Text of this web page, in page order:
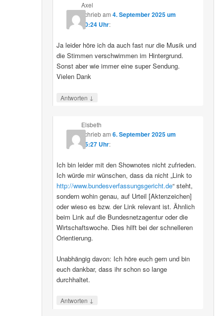
Axel
schriebam 4. September 2025 um
10:24 Uhr:
Ja leider höre ich da auch fast nur die Musik und
die Stimmen verschwimmen im Hintergrund.
Sonst aber wie immer eine super Sendung.
Vielen Dank
Antworten ↓
Elsbeth
schriebam 6. September 2025 um
15:27 Uhr:
Ich bin leider mit den Shownotes nicht zufrieden.
Ich würde mir wünschen, dass da nicht „Link to
http://www.bundesverfassungsgericht.de“ steht,
sondern wohin genau, auf Urteil [Aktenzeichen]
oder wieso es bzw. der Link relevant ist. Ähnlich
beim Link auf die Bundesnetzagentur oder die
Wirtschaftswoche. Dies hilft bei der schnelleren
Orientierung.
Unabhängig davon: Ich höre euch gern und bin
euch dankbar, dass ihr schon so lange
durchhaltet.
Antworten ↓